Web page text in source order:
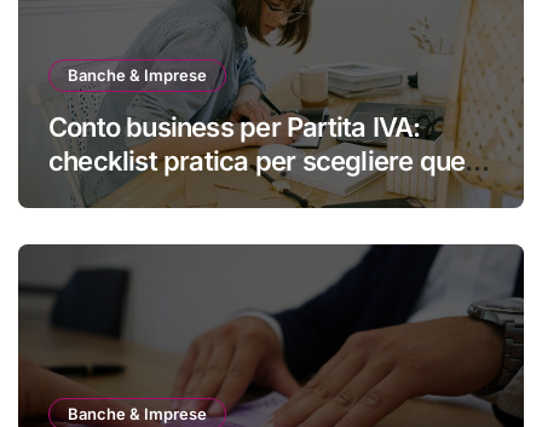
Banche & Imprese
Conto business per Partita IVA:
checklist pratica per scegliere quello
giusto
Banche & Imprese